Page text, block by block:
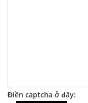
Điền captcha ở đây: